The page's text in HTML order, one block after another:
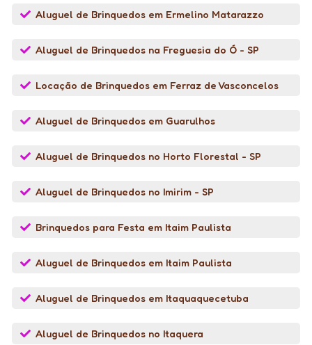
Aluguel de Brinquedos em Ermelino Matarazzo
Aluguel de Brinquedos na Freguesia do Ó - SP
Locação de Brinquedos em Ferraz de Vasconcelos
Aluguel de Brinquedos em Guarulhos
Aluguel de Brinquedos no Horto Florestal - SP
Aluguel de Brinquedos no Imirim - SP
Brinquedos para Festa em Itaim Paulista
Aluguel de Brinquedos em Itaim Paulista
Aluguel de Brinquedos em Itaquaquecetuba
Aluguel de Brinquedos no Itaquera